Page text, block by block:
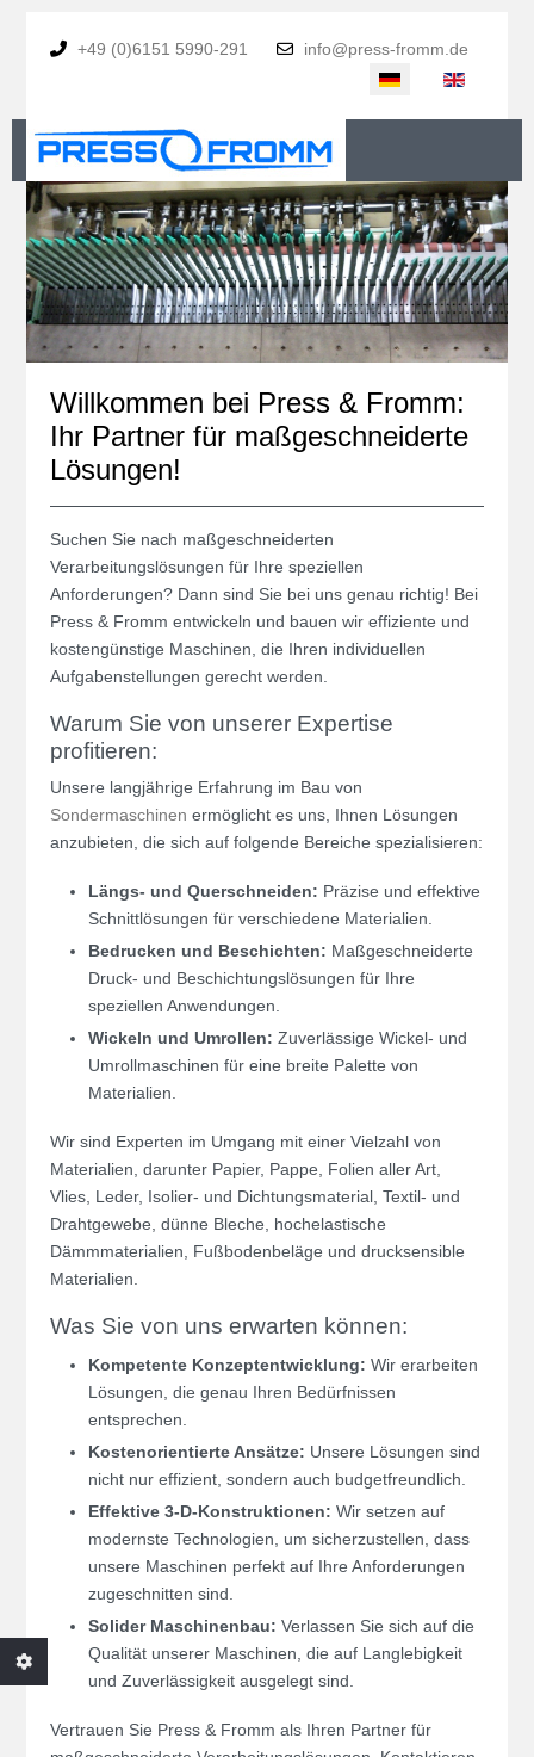
+49 (0)6151 5990-291
info@press-fromm.de
Sprache auswählen
Willkommen bei Press & Fromm:
Ihr Partner für maßgeschneiderte
Lösungen!
Suchen Sie nach maßgeschneiderten
Verarbeitungslösungen für Ihre speziellen
Anforderungen? Dann sind Sie bei uns genau richtig! Bei
Press & Fromm entwickeln und bauen wir effiziente und
kostengünstige Maschinen, die Ihren individuellen
Aufgabenstellungen gerecht werden.
Warum Sie von unserer Expertise
profitieren:
Unsere langjährige Erfahrung im Bau von
Sondermaschinen ermöglicht es uns, Ihnen Lösungen
anzubieten, die sich auf folgende Bereiche spezialisieren:
Längs- und Querschneiden: Präzise und effektive
Schnittlösungen für verschiedene Materialien.
Bedrucken und Beschichten: Maßgeschneiderte
Druck- und Beschichtungslösungen für Ihre
speziellen Anwendungen.
Wickeln und Umrollen: Zuverlässige Wickel- und
Umrollmaschinen für eine breite Palette von
Materialien.
Wir sind Experten im Umgang mit einer Vielzahl von
Materialien, darunter Papier, Pappe, Folien aller Art,
Vlies, Leder, Isolier- und Dichtungsmaterial, Textil- und
Drahtgewebe, dünne Bleche, hochelastische
Dämmmaterialien, Fußbodenbeläge und drucksensible
Materialien.
Was Sie von uns erwarten können:
Kompetente Konzeptentwicklung: Wir erarbeiten
Lösungen, die genau Ihren Bedürfnissen
entsprechen.
Kostenorientierte Ansätze: Unsere Lösungen sind
nicht nur effizient, sondern auch budgetfreundlich.
Effektive 3-D-Konstruktionen: Wir setzen auf
modernste Technologien, um sicherzustellen, dass
unsere Maschinen perfekt auf Ihre Anforderungen
zugeschnitten sind.
Solider Maschinenbau: Verlassen Sie sich auf die
Qualität unserer Maschinen, die auf Langlebigkeit
und Zuverlässigkeit ausgelegt sind.
Vertrauen Sie Press & Fromm als Ihren Partner für